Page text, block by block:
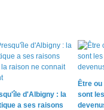
d'Albigny : la
a ses raisons
Être
sont